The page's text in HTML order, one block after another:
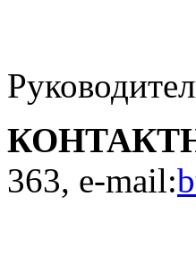
363, e-mail: